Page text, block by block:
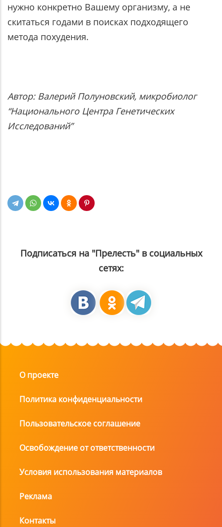
нужно конкретно Вашему организму, а не
скитаться годами в поисках подходящего
метода похудения.
Автор: Валерий Полуновский, микробиолог
“Национального Центра Генетических
Исследований”
Подписаться на "Прелесть" в социальных
сетях:
О проекте
Политика конфиденциальности
Пользовательское соглашение
Освобождение от ответственности
Условия использования материалов
Реклама
Контакты